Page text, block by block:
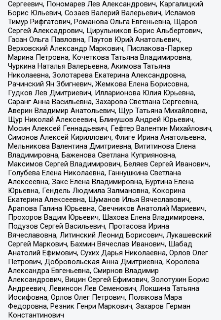
Сергеевич, Пономарев Лев Александрович, Каргалицкий
Борис Юльевич, Созаев Валерий Валерьевич, Исламов
Тимур Рифгатович, Романова Ольга Евгеньевна, Щаров
Сергей Алексадрович, Цирульников Борис Альбертович,
Гасан Ольга Павловна, Паутов Юрий Анатольевич,
Верховский Александр Маркович, Пислакова-Паркер
Марина Петровна, Кочеткова Татьяна Владимировна,
Чуркина Наталья Валерьевна, Акимова Татьяна
Николаевна, Золотарева Екатерина Александровна,
Рачинский Ян Збигневич, Жемкова Елена Борисовна,
Гудков Лев Дмитриевич, Илларионова Юлия Юрьевна,
Саранг Анна Васильевна, Захарова Светлана Сергеевна,
Аверин Владимир Анатольевич, Щур Татьяна Михайловна,
Щур Николай Алексеевич, Блинушов Андрей Юрьевич,
Мосин Алексей Геннадьевич, Гефтер Валентин Михайлович,
Симонов Алексей Кириллович, Флиге Ирина Анатольевна,
Мельникова Валентина Дмитриевна, Вититинова Елена
Владимировна, Баженова Светлана Куприяновна,
Максимов Сергей Владимирович, Беляев Сергей Иванович,
Голубева Елена Николаевна, Ганнушкина Светлана
Алексеевна, Закс Елена Владимировна, Буртина Елена
Юрьевна, Гендель Людмила Залмановна, Кокорина
Екатерина Алексеевна, Шуманов Илья Вячеславович,
Арапова Галина Юрьевна, Свечников Анатолий Мариевич,
Прохоров Вадим Юрьевич, Шахова Елена Владимировна,
Подузов Сергей Васильевич, Протасова Ирина
Вячеславовна, Литинский Леонид Борисович, Лукашевский
Сергей Маркович, Бахмин Вячеслав Иванович, Шабад
Анатолий Ефимович, Сухих Дарья Николаевна, Орлов Олег
Петрович, Добровольская Анна Дмитриевна, Королева
Александра Евгеньевна, Смирнов Владимир
Александрович, Вицин Сергей Ефимович, Золотухин Борис
Андреевич, Левинсон Лев Семенович, Локшина Татьяна
Иосифовна, Орлов Олег Петрович, Полякова Мара
Федоровна, Резник Генри Маркович, Захаров Герман
Константинович